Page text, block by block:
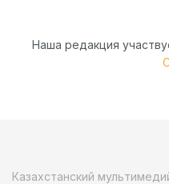
Наша редакция
Казахстанский